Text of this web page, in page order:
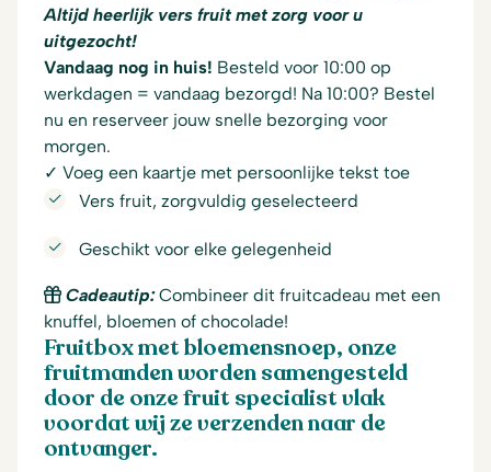
Altijd heerlijk vers fruit met zorg voor u
uitgezocht!
Vandaag nog in huis! Besteld voor 10:00 op
werkdagen = vandaag bezorgd! Na 10:00? Bestel
nu en reserveer jouw snelle bezorging voor
morgen.
✓ Voeg een kaartje met persoonlijke tekst toe
Vers fruit, zorgvuldig geselecteerd
Geschikt voor elke gelegenheid
Cadeautip:Combineer dit fruitcadeau met een
knuffel, bloemen of chocolade!
Fruitbox met bloemensnoep, onze
fruitmanden worden samengesteld
door de onze fruit specialist vlak
voordat wij ze verzenden naar de
ontvanger.